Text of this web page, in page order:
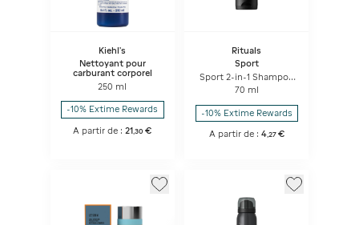
Kiehl's
Nettoyant pour
carburant corporel
250 ml
-10% Extime Rewards
A partir de :21,30 €
Rituals
Sport
Sport 2-in-1 Shampoo
& Body Wash
70 ml
-10% Extime Rewards
A partir de : 4,27 €